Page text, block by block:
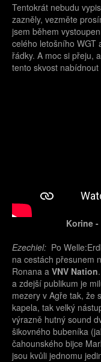
Tentokrát nebudu
zazněly, vezměte
jsem během
celého letošního WGT
řádky. A moc si přeju,
tento skvost nabídnout
Korine -
Ezechiel: Po
na cestách přesunem
Ronana a VNV Nation
a zdejší publikum je
mezery v Agře tak, že
kapela, tak velký
výrazně hutný sound
šikovného bubeníka
čahounského bijce
jsou kvůli jednomu